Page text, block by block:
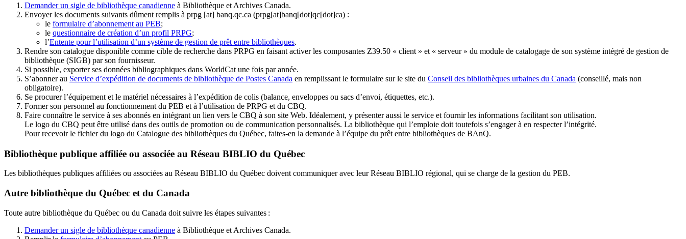
Demander un sigle de bibliothèque canadienne à Bibliothèque et Archives Canada.
Envoyer les documents suivants dûment remplis à prpg [at] banq.qc.ca (prpg[at]banq[dot]qc[dot]ca) :
le formulaire d’abonnement au PEB;
le questionnaire de création d’un profil PRPG;
l’Entente pour l’utilisation d’un système de gestion de prêt entre bibliothèques.
Rendre son catalogue disponible comme cible de recherche dans PRPG en faisant activer les composantes Z39.50 « client » et « serveur » du module de catalogage de son système intégré de gestion de
bibliothèque (SIGB) par son fournisseur.
Si possible, exporter ses données bibliographiques dans WorldCat une fois par année.
S’abonner au Service d’expédition de documents de bibliothèque de Postes Canada en remplissant le formulaire sur le site du Conseil des bibliothèques urbaines du Canada (conseillé, mais non
obligatoire).
Se procurer l’équipement et le matériel nécessaires à l’expédition de colis (balance, enveloppes ou sacs d’envoi, étiquettes, etc.).
Former son personnel au fonctionnement du PEB et à l’utilisation de PRPG et du CBQ.
Faire connaître le service à ses abonnés en intégrant un lien vers le CBQ à son site Web. Idéalement, y présenter aussi le service et fournir les informations facilitant son utilisation.
Le logo du CBQ peut être utilisé dans des outils de promotion ou de communication personnalisés. La bibliothèque qui l’emploie doit toutefois s’engager à en respecter l’intégrité.
Pour recevoir le fichier du logo du Catalogue des bibliothèques du Québec, faites-en la demande à l’équipe du prêt entre bibliothèques de BAnQ.
Bibliothèque publique affiliée ou associée au Réseau BIBLIO du Québec
Les bibliothèques publiques affiliées ou associées au Réseau BIBLIO du Québec doivent communiquer avec leur Réseau BIBLIO régional, qui se charge de la gestion du PEB.
Autre bibliothèque du Québec et du Canada
Toute autre bibliothèque du Québec ou du Canada doit suivre les étapes suivantes :
Demander un sigle de bibliothèque canadienne à Bibliothèque et Archives Canada.